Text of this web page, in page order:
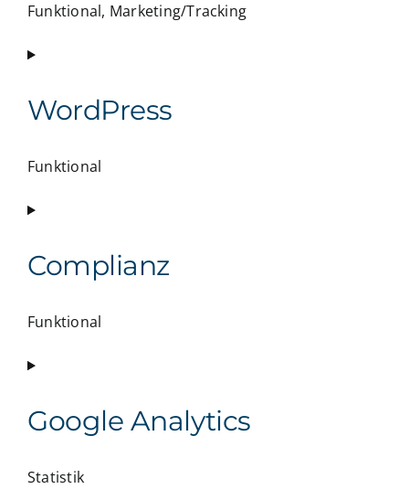
Funktional, Marketing/Tracking
Consent
service
google-
WordPress
Funktional
Consent
service
wordpress
Complianz
Funktional
Consent
service
complianz
Google Analytics
Statistik